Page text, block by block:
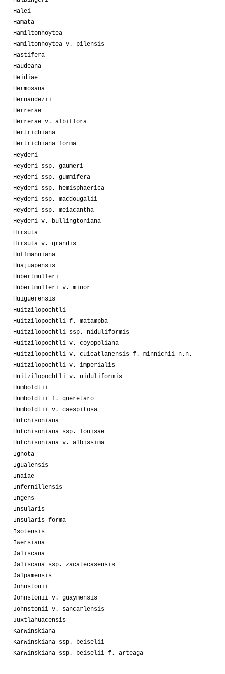
Halei
Hamata
Hamiltonhoytea
Hamiltonhoytea v. pilensis
Hastifera
Haudeana
Heidiae
Hermosana
Hernandezii
Herrerae
Herrerae v. albiflora
Hertrichiana
Hertrichiana forma
Heyderi
Heyderi ssp. gaumeri
Heyderi ssp. gummifera
Heyderi ssp. hemisphaerica
Heyderi ssp. macdougalii
Heyderi ssp. meiacantha
Heyderi v. bullingtoniana
Hirsuta
Hirsuta v. grandis
Hoffmanniana
Huajuapensis
Hubertmulleri
Hubertmulleri v. minor
Huiguerensis
Huitzilopochtli
Huitzilopochtli f. matampba
Huitzilopochtli ssp. niduliformis
Huitzilopochtli v. coyopoliana
Huitzilopochtli v. cuicatlanensis f. minnichii n.n.
Huitzilopochtli v. imperialis
Huitzilopochtli v. niduliformis
Humboldtii
Humboldtii f. queretaro
Humboldtii v. caespitosa
Hutchisoniana
Hutchisoniana ssp. louisae
Hutchisoniana v. albissima
Ignota
Igualensis
Inaiae
Infernillensis
Ingens
Insularis
Insularis forma
Isotensis
Iwersiana
Jaliscana
Jaliscana ssp. zacatecasensis
Jalpamensis
Johnstonii
Johnstonii v. guaymensis
Johnstonii v. sancarlensis
Juxtlahuacensis
Karwinskiana
Karwinskiana ssp. beiselii
Karwinskiana ssp. beiselii f. arteaga